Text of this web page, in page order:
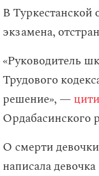
В Туркестанской
экзамена,
«Руководитель
Трудового
решение», —
Ордабасинского
О смерти девочки
написала